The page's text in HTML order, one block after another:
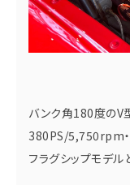
バンク角180度のV
380PS/5,750rpm
フラグシップモデル